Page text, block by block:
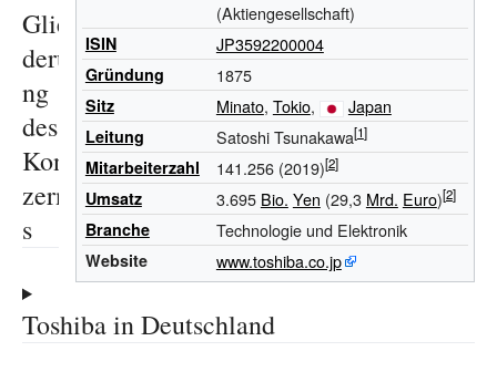
(Aktiengesellschaft)
ISIN JP3592200004
Gründung 1875
Sitz Minato, Tokio, Japan
Leitung Satoshi Tsunakawa
Mitarbeiterzahl 141.256 (2019)
Umsatz 3.695 Bio. Yen (29,3 Mrd. Euro)
Branche Technologie und Elektronik
Website www.toshiba.co.jp
Glie
deru
ng
des
Kon
zern
s
Toshiba in Deutschland